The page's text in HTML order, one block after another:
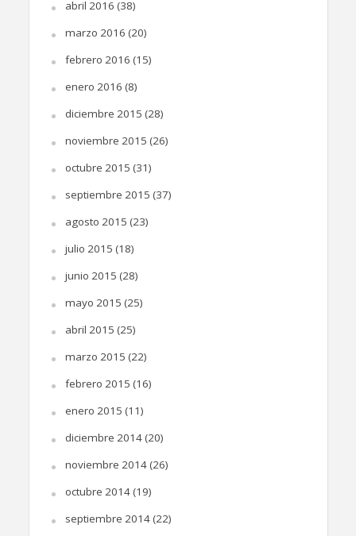
abril 2016 (38)
marzo 2016 (20)
febrero 2016 (15)
enero 2016 (8)
diciembre 2015 (28)
noviembre 2015 (26)
octubre 2015 (31)
septiembre 2015 (37)
agosto 2015 (23)
julio 2015 (18)
junio 2015 (28)
mayo 2015 (25)
abril 2015 (25)
marzo 2015 (22)
febrero 2015 (16)
enero 2015 (11)
diciembre 2014(20)
noviembre 2014(26)
octubre 2014(19)
septiembre 2014(22)